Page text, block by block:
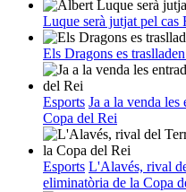
Luque serà jutjat pel cas
Els Dragons es
Esports Ja a la venda les
Copa del Rei
Esports L'Alavés, rival
eliminatòria de la Copa